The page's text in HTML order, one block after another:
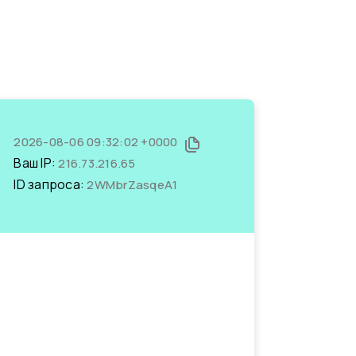
2026-08-06 09:32:02 +0000
Ваш IP:216.73.216.65
ID запроса:2WMbrZasqeA1